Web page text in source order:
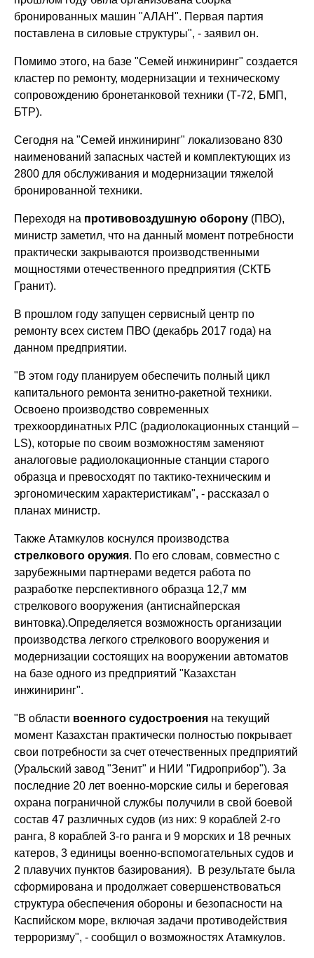
бронированных машин "АЛАН". Первая партия
поставлена в силовые структуры", - заявил он.
Помимо этого, на базе "Семей инжиниринг" создается
кластер по ремонту, модернизации и техническому
сопровождению бронетанковой техники (Т-72, БМП,
БТР).
Сегодня на "Семей инжиниринг" локализовано 830
наименований запасных частей и комплектующих из
2800 для обслуживания и модернизации тяжелой
бронированной техники.
Переходя на противовоздушную оборону (ПВО),
министр заметил, что на данный момент потребности
практически закрываются производственными
мощностями отечественного предприятия (СКТБ
Гранит).
В прошлом году запущен сервисный центр по
ремонту всех систем ПВО (декабрь 2017 года) на
данном предприятии.
"В этом году планируем обеспечить полный цикл
капитального ремонта зенитно-ракетной техники.
Освоено производство современных
трехкоординатных РЛС (радиолокационных станций –
LS), которые по своим возможностям заменяют
аналоговые радиолокационные станции старого
образца и превосходят по тактико-техническим и
эргономическим характеристикам", - рассказал о
планах министр.
Также Атамкулов коснулся производства
стрелкового оружия. По его словам, совместно с
зарубежными партнерами ведется работа по
разработке перспективного образца 12,7 мм
стрелкового вооружения (антиснайперская
винтовка).Определяется возможность организации
производства легкого стрелкового вооружения и
модернизации состоящих на вооружении автоматов
на базе одного из предприятий "Казахстан
инжиниринг".
"В области военного судостроения на текущий
момент Казахстан практически полностью покрывает
свои потребности за счет отечественных предприятий
(Уральский завод "Зенит" и НИИ "Гидроприбор"). За
последние 20 лет военно-морские силы и береговая
охрана пограничной службы получили в свой боевой
состав 47 различных судов (из них: 9 кораблей 2-го
ранга, 8 кораблей 3-го ранга и 9 морских и 18 речных
катеров, 3 единицы военно-вспомогательных судов и
2 плавучих пунктов базирования). В результате была
сформирована и продолжает совершенствоваться
структура обеспечения обороны и безопасности на
Каспийском море, включая задачи противодействия
терроризму", - сообщил о возможностях Атамкулов.